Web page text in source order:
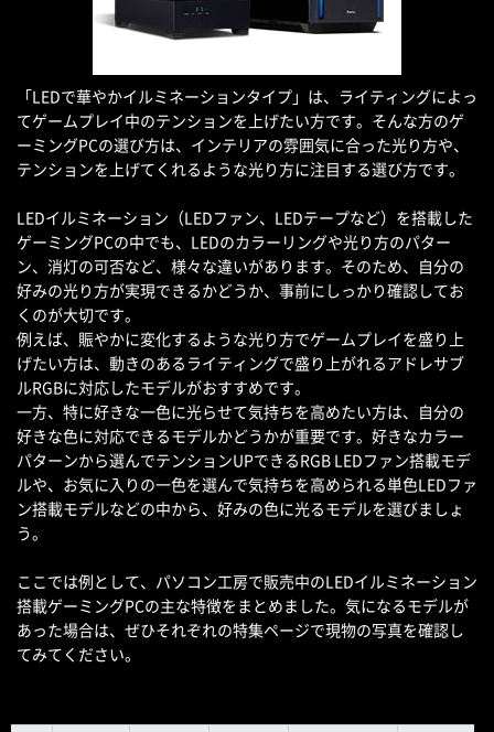
「LEDで華やかイルミネーションタイプ」は、ライティングによっ
てゲームプレイ中のテンションを上げたい方です。そんな方のゲ
ーミングPCの選び方は、インテリアの雰囲気に合った光り方や、
テンションを上げてくれるような光り方に注目する選び方です。
LEDイルミネーション（LEDファン、LEDテープなど）を搭載した
ゲーミングPCの中でも、LEDのカラーリングや光り方のパター
ン、消灯の可否など、様々な違いがあります。そのため、自分の
好みの光り方が実現できるかどうか、事前にしっかり確認してお
くのが大切です。
例えば、賑やかに変化するような光り方でゲームプレイを盛り上
げたい方は、動きのあるライティングで盛り上がれるアドレサブ
ルRGBに対応したモデルがおすすめです。
一方、特に好きな一色に光らせて気持ちを高めたい方は、自分の
好きな色に対応できるモデルかどうかが重要です。好きなカラー
パターンから選んでテンションUPできるRGB LEDファン搭載モデ
ルや、お気に入りの一色を選んで気持ちを高められる単色LEDファ
ン搭載モデルなどの中から、好みの色に光るモデルを選びましょ
う。
ここでは例として、パソコン工房で販売中のLEDイルミネーション
搭載ゲーミングPCの主な特徴をまとめました。気になるモデルが
あった場合は、ぜひそれぞれの特集ページで現物の写真を確認し
てみてください。